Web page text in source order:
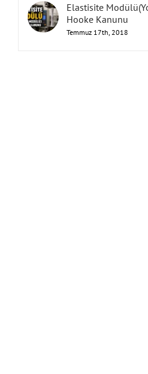
Elastisite
Hooke Kanunu
Temmuz 17th, 2018